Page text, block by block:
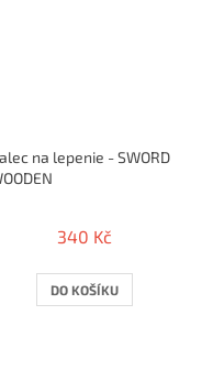
na lepenie - SWORD
340 Kč
DO KOŠÍKU